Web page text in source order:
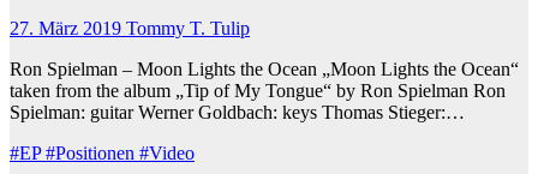
27. März 2019 Tommy T. Tulip
Ron Spielman – Moon Lights the Ocean „Moon Lights the Ocean“
taken from the album „Tip of My Tongue“ by Ron Spielman Ron
Spielman: guitar Werner Goldbach: keys Thomas Stieger:…
#EP#Positionen #Video